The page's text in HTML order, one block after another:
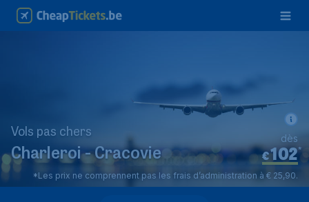
Vols pas chers
Charleroi - Cracovie €102*
dès
*Les prix ne comprennent pas les frais d’administration à € 25,90.